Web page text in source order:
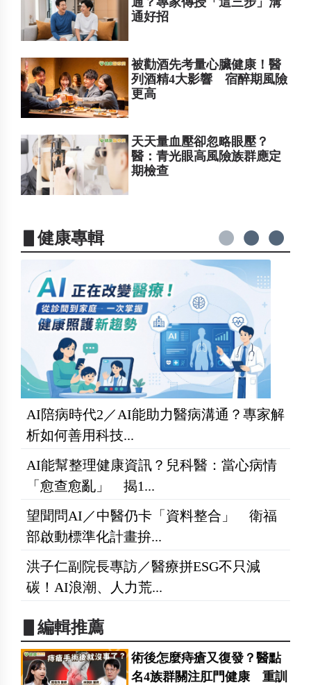
通好招
被勸酒先考量心臟健康！醫
列酒精4大影響 宿醉期風險
更高
天天量血壓卻忽略眼壓？
醫：青光眼高風險族群應定
期檢查
▋健康專輯
AI陪病時代2／AI能助力醫病溝通？專家解
析如何善用科技...
AI能幫整理健康資訊？兒科醫：當心病情
「愈查愈亂」 揭1...
望聞問AI／中醫仍卡「資料整合」 衛福
部啟動標準化計畫拚...
洪子仁副院長專訪／醫療拼ESG不只減
碳！AI浪潮、人力荒...
▋編輯推薦
術後怎麼痔瘡又復發？醫點
名4族群關注肛門健康 重訓